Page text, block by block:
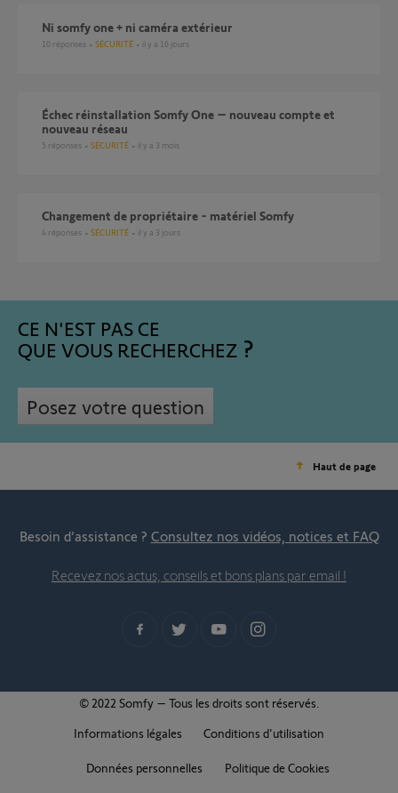
Ni somfy one + ni caméra extérieur
10 réponses SÉCURITÉ il y a 16 jours
Échec réinstallation Somfy One – nouveau compte et
nouveau réseau
5 réponses SÉCURITÉ il y a 3 mois
Changement de propriétaire - matériel Somfy
4 réponses SÉCURITÉ il y a 3 jours
CE N'EST PAS CE
QUE VOUS RECHERCHEZ
Posez votre question
Haut de page
Besoin d’assistance ? Consultez nos vidéos, notices et FAQ
Recevez nos actus, conseils et bons plans par email !
© 2022 Somfy – Tous les droits sont réservés.
Informations légales
Conditions d'utilisation
Données personnelles Politique de Cookies